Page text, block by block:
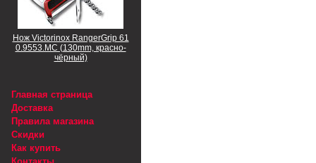
Нож Victorinox RangerGrip 61
0.9553.MC (130mm, красно-
чёрный)
Главная страница
Доставка
Правила магазина
Скидки
Как купить